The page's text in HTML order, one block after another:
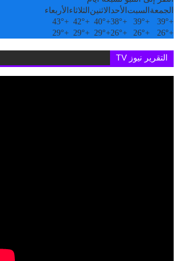
الجمعة السبت الأحدالاثنين الثلاثاء الأربعاء
+
39°
+
39°
+
38°
+
40°
+
42°
+
43°
+
26°
+
26°
+
26°
+
29°
+
29°
+
29°
التقرير نيوز TV